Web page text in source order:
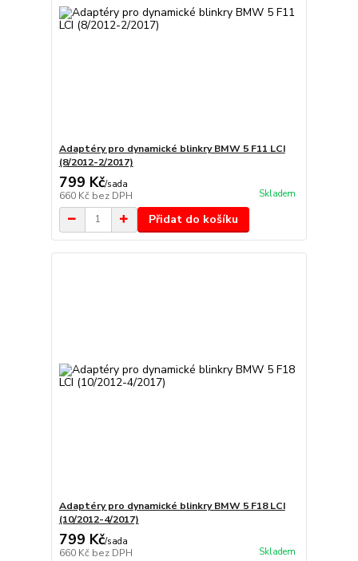
Adaptéry pro dynamické blinkry BMW 5 F11 LCI
(8/2012-2/2017)
799 Kč/sada
660 Kč bez DPH Skladem
Přidat do košíku
Adaptéry pro dynamické blinkry BMW 5 F18 LCI
(10/2012-4/2017)
799 Kč/sada
660 Kč bez DPH Skladem